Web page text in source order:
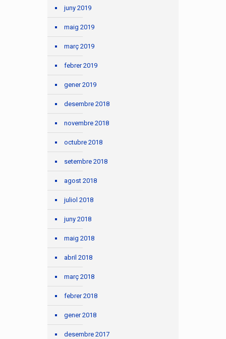
juny 2019
maig 2019
març 2019
febrer 2019
gener 2019
desembre 2018
novembre 2018
octubre 2018
setembre 2018
agost 2018
juliol 2018
juny 2018
maig 2018
abril 2018
març 2018
febrer 2018
gener 2018
desembre 2017